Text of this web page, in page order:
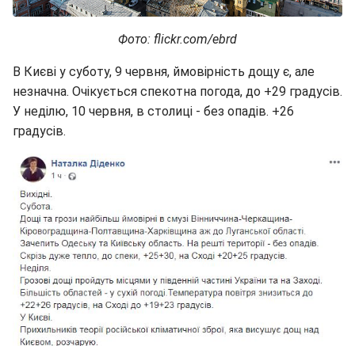
Фото: flickr.com/ebrd
В Києві у суботу, 9 червня, ймовірність дощу є, але
незначна. Очікується спекотна погода, до +29 градусів.
У неділю, 10 червня, в столиці - без опадів. +26
градусів.